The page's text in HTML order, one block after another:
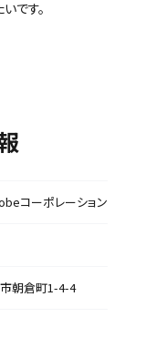
です。
コーポレーション
朝倉町1-4-4